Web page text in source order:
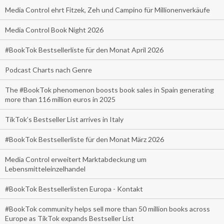
Media Control ehrt Fitzek, Zeh und Campino für Millionenverkäufe
Media Control Book Night 2026
#BookTok Bestsellerliste für den Monat April 2026
Podcast Charts nach Genre
The #BookTok phenomenon boosts book sales in Spain generating
more than 116 million euros in 2025
TikTok’s Bestseller List arrives in Italy
#BookTok Bestsellerliste für den Monat März 2026
Media Control erweitert Marktabdeckung um
Lebensmitteleinzelhandel
#BookTok Bestsellerlisten Europa - Kontakt
#BookTok community helps sell more than 50 million books across
Europe as TikTok expands Bestseller List